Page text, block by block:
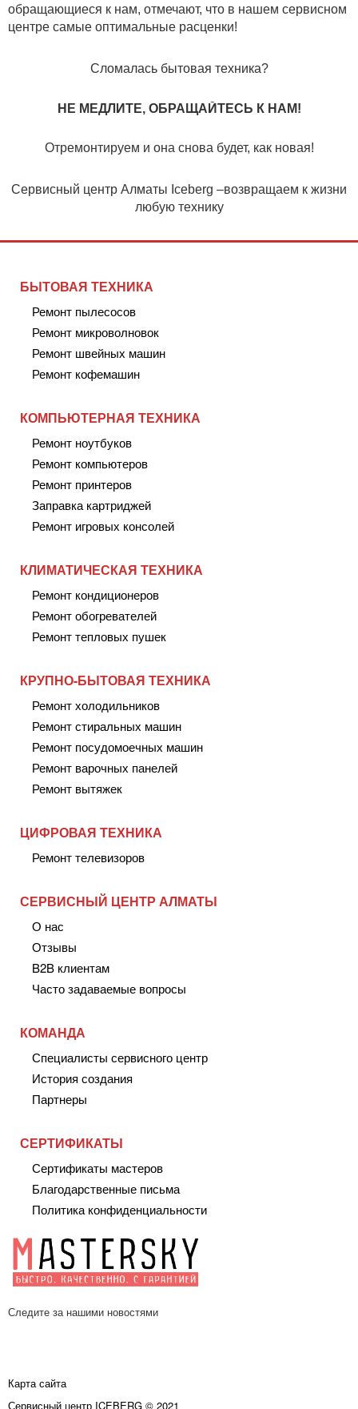
обращающиеся к нам, отмечают, что в нашем сервисном
центре самые оптимальные расценки!
Сломалась бытовая техника?
НЕ МЕДЛИТЕ, ОБРАЩАЙТЕСЬ К НАМ!
Отремонтируем и она снова будет, как новая!
Сервисный центр Алматы Iceberg –возвращаем к жизни
любую технику
БЫТОВАЯ ТЕХНИКА
Ремонт пылесосов
Ремонт микроволновок
Ремонт швейных машин
Ремонт кофемашин
КОМПЬЮТЕРНАЯ ТЕХНИКА
Ремонт ноутбуков
Ремонт компьютеров
Ремонт принтеров
Заправка картриджей
Ремонт игровых консолей
КЛИМАТИЧЕСКАЯ ТЕХНИКА
Ремонт кондиционеров
Ремонт обогревателей
Ремонт тепловых пушек
КРУПНО-БЫТОВАЯ ТЕХНИКА
Ремонт холодильников
Ремонт стиральных машин
Ремонт посудомоечных машин
Ремонт варочных панелей
Ремонт вытяжек
ЦИФРОВАЯ ТЕХНИКА
Ремонт телевизоров
СЕРВИСНЫЙ ЦЕНТР АЛМАТЫ
О нас
Отзывы
B2B клиентам
Часто задаваемые вопросы
КОМАНДА
Специалисты сервисного центр
История создания
Партнеры
СЕРТИФИКАТЫ
Сертификаты мастеров
Благодарственные письма
Политика конфиденциальности
Следите за нашими новостями
Карта сайта
Сервисный центр ICEBERG © 2021